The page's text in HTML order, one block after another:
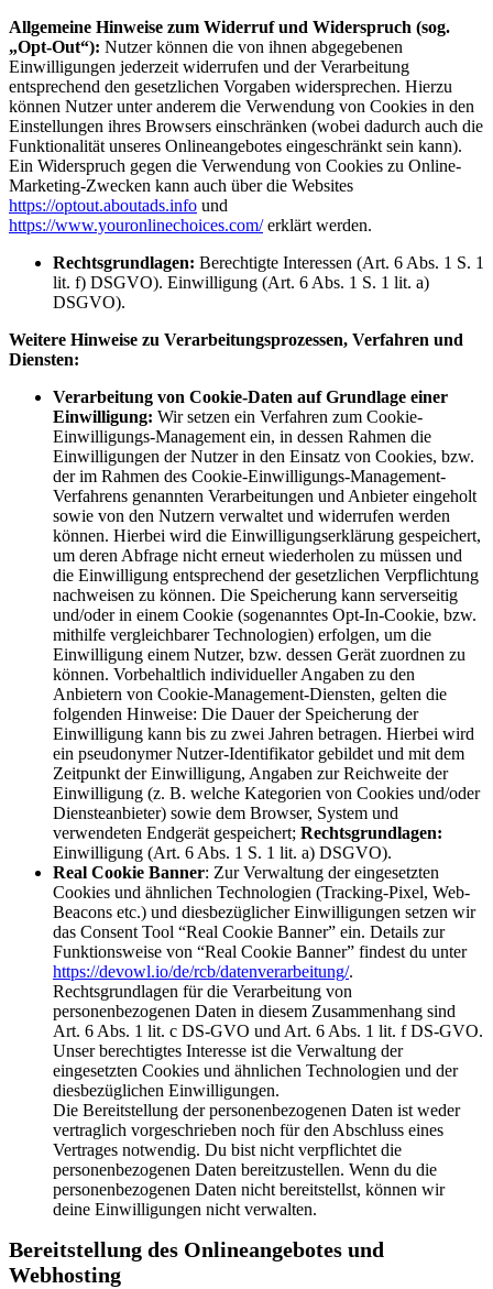
Allgemeine Hinweise zum Widerruf und Widerspruch (sog.
„Opt-Out“): Nutzer können die von ihnen abgegebenen
Einwilligungen jederzeit widerrufen und der Verarbeitung
entsprechend den gesetzlichen Vorgaben widersprechen. Hierzu
können Nutzer unter anderem die Verwendung von Cookies in den
Einstellungen ihres Browsers einschränken (wobei dadurch auch die
Funktionalität unseres Onlineangebotes eingeschränkt sein kann).
Ein Widerspruch gegen die Verwendung von Cookies zu Online-
Marketing-Zwecken kann auch über die Websites
https://optout.aboutads.info und
https://www.youronlinechoices.com/erklärt werden.
Rechtsgrundlagen: Berechtigte Interessen (Art. 6 Abs. 1 S. 1
lit. f) DSGVO). Einwilligung (Art. 6 Abs. 1 S. 1 lit. a)
DSGVO).
Weitere Hinweise zu Verarbeitungsprozessen, Verfahren und
Diensten:
Verarbeitung von Cookie-Daten auf Grundlage einer
Einwilligung: Wir setzen ein Verfahren zum Cookie-
Einwilligungs-Management ein, in dessen Rahmen die
Einwilligungen der Nutzer in den Einsatz von Cookies, bzw.
der im Rahmen des Cookie-Einwilligungs-Management-
Verfahrens genannten Verarbeitungen und Anbieter eingeholt
sowie von den Nutzern verwaltet und widerrufen werden
können. Hierbei wird die Einwilligungserklärung gespeichert,
um deren Abfrage nicht erneut wiederholen zu müssen und
die Einwilligung entsprechend der gesetzlichen Verpflichtung
nachweisen zu können. Die Speicherung kann serverseitig
und/oder in einem Cookie (sogenanntes Opt-In-Cookie, bzw.
mithilfe vergleichbarer Technologien) erfolgen, um die
Einwilligung einem Nutzer, bzw. dessen Gerät zuordnen zu
können. Vorbehaltlich individueller Angaben zu den
Anbietern von Cookie-Management-Diensten, gelten die
folgenden Hinweise: Die Dauer der Speicherung der
Einwilligung kann bis zu zwei Jahren betragen. Hierbei wird
ein pseudonymer Nutzer-Identifikator gebildet und mit dem
Zeitpunkt der Einwilligung, Angaben zur Reichweite der
Einwilligung (z. B. welche Kategorien von Cookies und/oder
Diensteanbieter) sowie dem Browser, System und
verwendeten Endgerät gespeichert; Rechtsgrundlagen:
Einwilligung (Art. 6 Abs. 1 S. 1 lit. a) DSGVO).
Real Cookie Banner: Zur Verwaltung der eingesetzten
Cookies und ähnlichen Technologien (Tracking-Pixel, Web-
Beacons etc.) und diesbezüglicher Einwilligungen setzen wir
das Consent Tool “Real Cookie Banner” ein. Details zur
Funktionsweise von “Real Cookie Banner” findest du unter
https://devowl.io/de/rcb/datenverarbeitung/.
Rechtsgrundlagen für die Verarbeitung von
personenbezogenen Daten in diesem Zusammenhang sind
Art. 6 Abs. 1 lit. c DS-GVO und Art. 6 Abs. 1 lit. f DS-GVO.
Unser berechtigtes Interesse ist die Verwaltung der
eingesetzten Cookies und ähnlichen Technologien und der
diesbezüglichen Einwilligungen.
Die Bereitstellung der personenbezogenen Daten ist weder
vertraglich vorgeschrieben noch für den Abschluss eines
Vertrages notwendig. Du bist nicht verpflichtet die
personenbezogenen Daten bereitzustellen. Wenn du die
personenbezogenen Daten nicht bereitstellst, können wir
deine Einwilligungen nicht verwalten.
Bereitstellung des Onlineangebotes und
Webhosting